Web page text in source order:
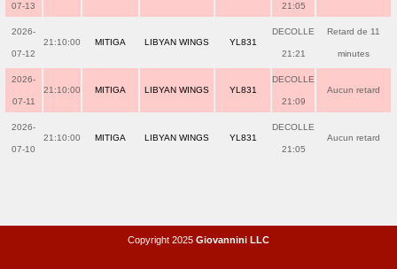
07-13 21:05
2026-
07-12
21:10:00 MITIGA LIBYAN WINGS YL831
DECOLLE
21:21
Retard de 11
minutes
2026-
07-11
21:10:00 MITIGA LIBYAN WINGS YL831
DECOLLE
21:09
Aucun retard
2026-
07-10
21:10:00 MITIGA LIBYAN WINGS YL831
DECOLLE
21:05
Aucun retard
Copyright 2025 Giovannini LLC